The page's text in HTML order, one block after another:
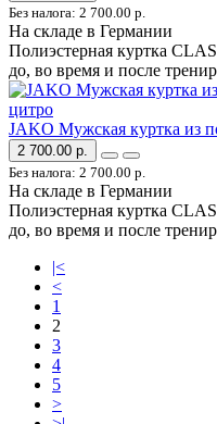
Без налога: 2 700.00 р.
На складе в Германии
Полиэстерная куртка
до, во время и после
JAKO Мужская куртка из
2 700.00 р.
Без налога: 2 700.00 р.
На складе в Германии
Полиэстерная куртка
до, во время и после
|<
<
1
2
3
4
5
>